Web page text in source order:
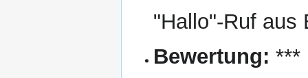
"Hallo"-Ruf aus
Bewertung: ***